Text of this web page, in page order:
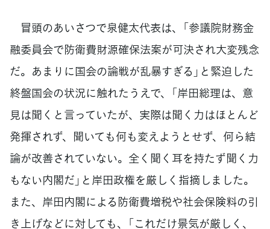
冒頭のあいさつで泉健太代表は、「参議院財務金
融委員会で防衛費財源確保法案が可決され大変残念
だ。あまりに国会の論戦が乱暴すぎる」と緊迫した
終盤国会の状況に触れたうえで、「岸田総理は、意
見は聞くと言っていたが、実際は聞く力はほとんど
発揮されず、聞いても何も変えようとせず、何ら結
論が改善されていない。全く聞く耳を持たず聞く力
もない内閣だ」と岸田政権を厳しく指摘しました。
また、岸田内閣による防衛費増税や社会保険料の引
き上げなどに対しても、「これだけ景気が厳しく、